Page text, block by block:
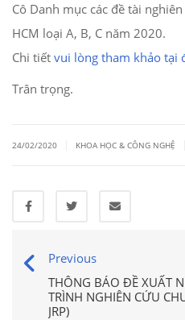
Cô Danh mục các đề tài
HCM loại A, B, C năm 2020.
Chi tiết vui lòng tham khảo tại
Trân trọng.
24/02/2020 KHOA HỌC & CÔNG NGHỆ
Previous
THÔNG BÁO ĐỀ XUẤT
TRÌNH NGHIÊN CỨU
JRP)